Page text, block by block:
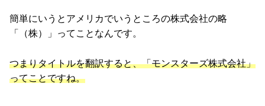
簡単にいうとアメリカでいうところの株式会社の略
「（株）」ってことなんです。
つまりタイトルを翻訳すると、「モンスターズ株式会社」
ってことですね。